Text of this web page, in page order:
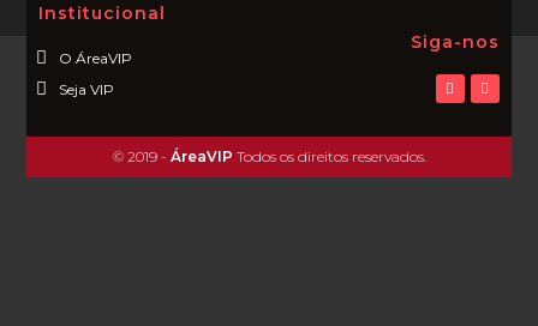
Institucional
O ÁreaVIP
Seja VIP
Siga-nos
© 2019 - ÁreaVIP Todos os direitos reservados.